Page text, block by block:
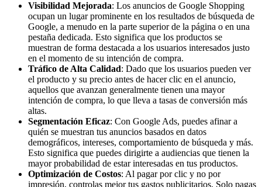
Visibilidad Mejorada: Los anuncios de Google Shopping
ocupan un lugar prominente en los resultados de búsqueda de
Google, a menudo en la parte superior de la página o en una
pestaña dedicada. Esto significa que los productos se
muestran de forma destacada a los usuarios interesados justo
en el momento de su intención de compra.
Tráfico de Alta Calidad: Dado que los usuarios pueden ver
el producto y su precio antes de hacer clic en el anuncio,
aquellos que avanzan generalmente tienen una mayor
intención de compra, lo que lleva a tasas de conversión más
altas.
Segmentación Eficaz: Con Google Ads, puedes afinar a
quién se muestran tus anuncios basados en datos
demográficos, intereses, comportamiento de búsqueda y más.
Esto significa que puedes dirigirte a audiencias que tienen la
mayor probabilidad de estar interesadas en tus productos.
Optimización de Costos: Al pagar por clic y no por
impresión, controlas mejor tus gastos publicitarios. Solo pagas